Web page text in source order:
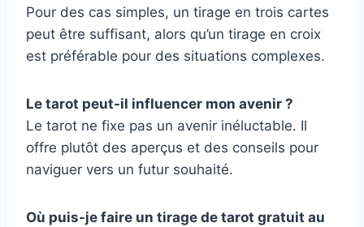
Pour des cas simples, un tirage en trois cartes
peut être suffisant, alors qu’un tirage en croix
est préférable pour des situations complexes.
Le tarot peut-il influencer mon avenir ?
Le tarot ne fixe pas un avenir inéluctable. Il
offre plutôt des aperçus et des conseils pour
naviguer vers un futur souhaité.
Où puis-je faire un tirage de tarot gratuit au